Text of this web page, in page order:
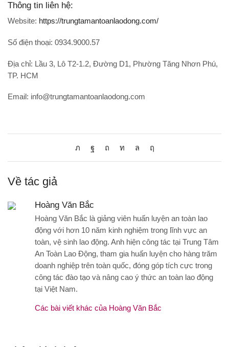
Thông tin liên hệ:
Website: https://trungtamantoanlaodong.com/
Số điện thoại: 0934.9000.57
Địa chỉ: Lầu 3, Lô T2-1.2, Đường D1, Phường Tăng Nhơn Phú,
TP. HCM
Email: info@trungtamantoanlaodong.com
Về tác giả
Hoàng Văn Bắc
Hoàng Văn Bắc là giảng viên huấn luyện an toàn lao
động với hơn 10 năm kinh nghiệm trong lĩnh vực an
toàn, vệ sinh lao động. Anh hiện công tác tại Trung Tâm
An Toàn Lao Động, tham gia huấn luyện cho hàng trăm
doanh nghiệp trên toàn quốc, đóng góp tích cực trong
công tác đào tạo và nâng cao ý thức an toàn lao động
tại Việt Nam.
Các bài viết khác của Hoàng Văn Bắc